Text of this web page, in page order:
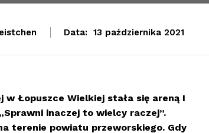
Data: 13 października 2021
Łopuszce Wielkiej stała się areną I
inaczej to wielcy raczej”.
terenie powiatu przeworskiego. Gdy